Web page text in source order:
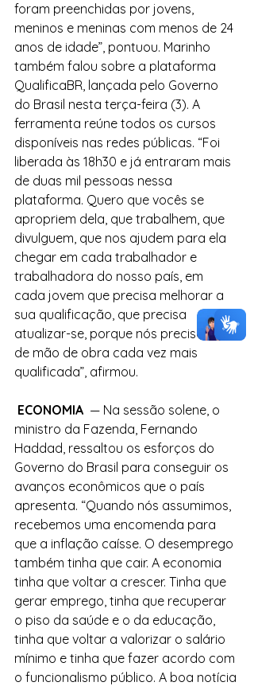
foram preenchidas por jovens,
meninos e meninas com menos de 24
anos de idade”, pontuou. Marinho
também falou sobre a plataforma
QualificaBR, lançada pelo Governo
do Brasil nesta terça-feira (3). A
ferramenta reúne todos os cursos
disponíveis nas redes públicas. “Foi
liberada às 18h30 e já entraram mais
de duas mil pessoas nessa
plataforma. Quero que vocês se
apropriem dela, que trabalhem, que
divulguem, que nos ajudem para ela
chegar em cada trabalhador e
trabalhadora do nosso país, em
cada jovem que precisa melhorar a
sua qualificação, que precisa
atualizar-se, porque nós precisamos
de mão de obra cada vez mais
qualificada”, afirmou.
ECONOMIA — Na sessão solene, o
ministro da Fazenda, Fernando
Haddad, ressaltou os esforços do
Governo do Brasil para conseguir os
avanços econômicos que o país
apresenta. “Quando nós assumimos,
recebemos uma encomenda para
que a inflação caísse. O desemprego
também tinha que cair. A economia
tinha que voltar a crescer. Tinha que
gerar emprego, tinha que recuperar
o piso da saúde e o da educação,
tinha que voltar a valorizar o salário
mínimo e tinha que fazer acordo com
o funcionalismo público. A boa notícia